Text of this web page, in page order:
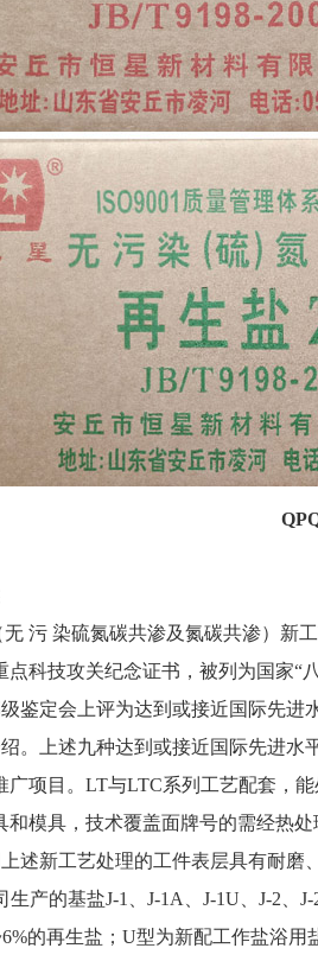
染硫氮碳共渗及氮碳共渗）新工
点科技攻关纪念证书，被列为国家“
鉴定会上评为达到或接近国际先进
。上述九种达到或接近国际先进水
广项目。LT与LTC系列工艺配套，
和模具，技术覆盖面牌号的需经热处
新工艺处理的工件表层具有耐磨、
产的基盐J-1、J-1A、J-1U、J-2、
的再生盐；U型为新配工作盐浴用